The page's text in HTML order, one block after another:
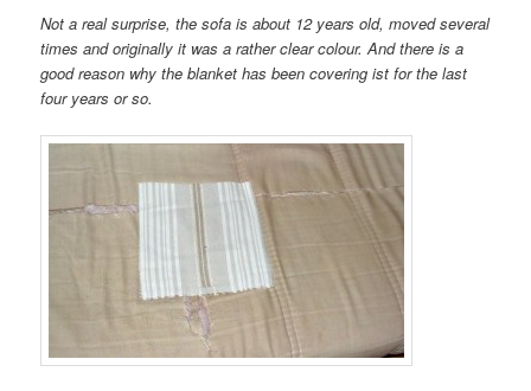
Not a real surprise, the sofa is about 12 years old, moved several
times and originally it was a rather clear colour. And there is a
good reason why the blanket has been covering ist for the last
four years or so.